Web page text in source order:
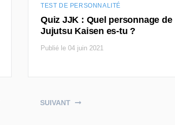
TEST DE PERSONNALITÉ
Quiz JJK : Quel personnage de
Jujutsu Kaisen es-tu ?
Publié le 04 juin 2021
SUIVANT